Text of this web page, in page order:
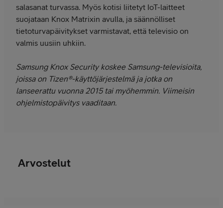
salasanat turvassa. Myös kotisi liitetyt IoT-laitteet
suojataan Knox Matrixin avulla, ja säännölliset
tietoturvapäivitykset varmistavat, että televisio on
valmis uusiin uhkiin.
Samsung Knox Security koskee Samsung-televisioita,
joissa on Tizen®-käyttöjärjestelmä ja jotka on
lanseerattu vuonna 2015 tai myöhemmin. Viimeisin
ohjelmistopäivitys vaaditaan.
Arvostelut